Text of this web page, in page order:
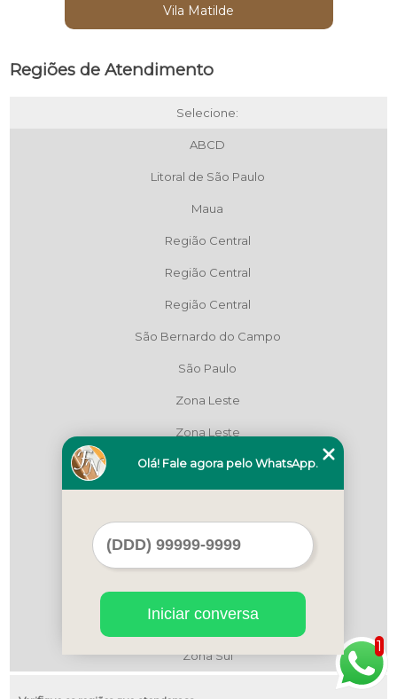
Vila Matilde
Regiões de Atendimento
Selecione:
ABCD
Litoral de São Paulo
Maua
Região Central
Região Central
Região Central
São Bernardo do Campo
São Paulo
Zona Leste
Zona Leste
Zona Leste
Zona Oeste
Zona Sul
Zona Sul
1
Olá! Fale agora pelo WhatsApp.
Iniciar conversa